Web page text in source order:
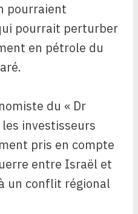
pourraient
pourrait perturber
en pétrole du
du « Dr
investisseurs
pris en compte
entre Israël et
un conflit régional